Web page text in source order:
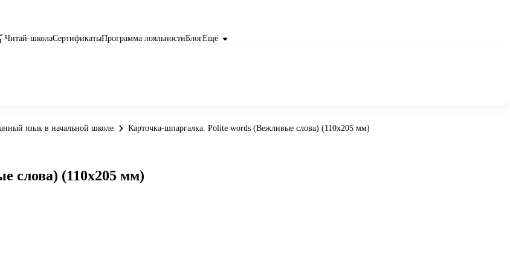
Читай-школаСертификатыПрограмма лояльностиБлогЕщё
язык в начальной школе Карточка-шпаргалка. Polite words (Вежливые слова) (110х205 мм)
слова) (110х205 мм)